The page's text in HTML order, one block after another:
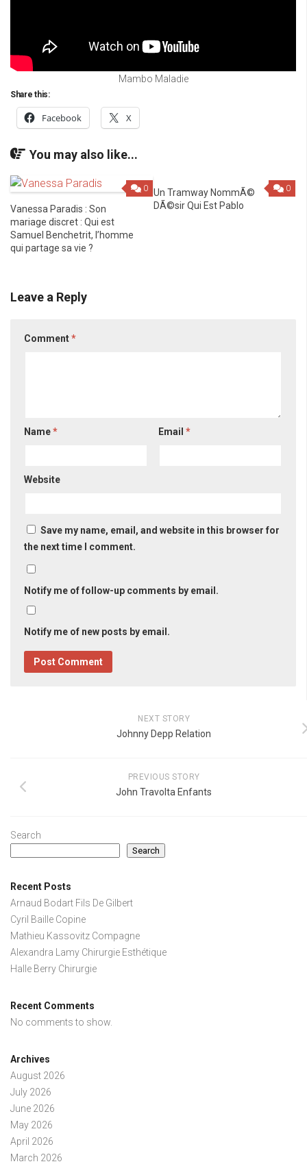
Mambo Maladie
Share this:
Facebook X
You may also like...
0
Vanessa Paradis : Son
mariage discret : Qui est
Samuel Benchetrit, l’homme
qui partage sa vie ?
0
Un Tramway NommÃ©
DÃ©sir Qui Est Pablo
Leave a Reply
Comment*
Name* Email*
Website
Save my name, email, and website in this browser for
the next time I comment.
Notify me of follow-up comments by email.
Notify me of new posts by email.
NEXT STORY
Johnny Depp Relation
PREVIOUS STORY
John Travolta Enfants
Search
Search
Recent Posts
Arnaud Bodart Fils De Gilbert
Cyril Baille Copine
Mathieu Kassovitz Compagne
Alexandra Lamy Chirurgie Esthétique
Halle Berry Chirurgie
Recent Comments
No comments to show.
Archives
August 2026
July 2026
June 2026
May 2026
April 2026
March 2026